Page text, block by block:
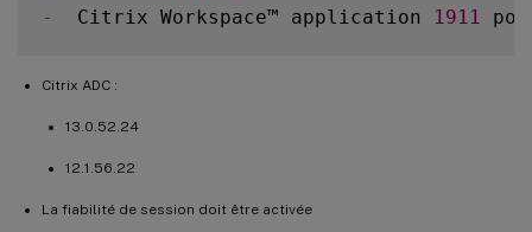
-
  Citrix Workspace™ application
1911
Citrix ADC :
13.0.52.24
12.1.56.22
La fiabilité de session doit être activée